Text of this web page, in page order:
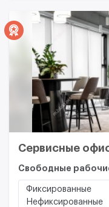
Сервисные
Свободные
Фиксированные
Нефиксированные